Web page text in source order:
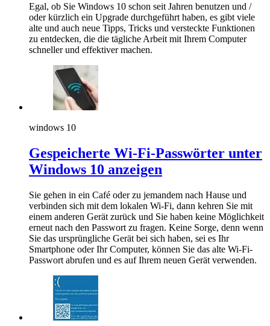
Egal, ob Sie Windows 10 schon seit Jahren benutzen und /
oder kürzlich ein Upgrade durchgeführt haben, es gibt viele
alte und auch neue Tipps, Tricks und versteckte Funktionen
zu entdecken, die die tägliche Arbeit mit Ihrem Computer
schneller und effektiver machen.
windows 10
Gespeicherte Wi-Fi-Passwörter unter
Windows 10 anzeigen
Sie gehen in ein Café oder zu jemandem nach Hause und
verbinden sich mit dem lokalen Wi-Fi, dann kehren Sie mit
einem anderen Gerät zurück und Sie haben keine Möglichkeit
erneut nach den Passwort zu fragen. Keine Sorge, denn wenn
Sie das ursprüngliche Gerät bei sich haben, sei es Ihr
Smartphone oder Ihr Computer, können Sie das alte Wi-Fi-
Passwort abrufen und es auf Ihrem neuen Gerät verwenden.